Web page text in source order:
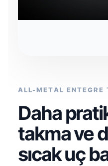
ALL-METAL ENTEGRE
Daha
takma ve
sıcak uç